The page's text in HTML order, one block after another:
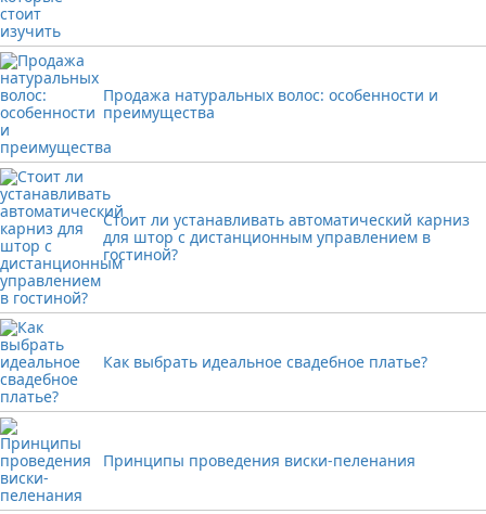
Продажа натуральных волос: особенности и
преимущества
Стоит ли устанавливать автоматический карниз
для штор с дистанционным управлением в
гостиной?
Как выбрать идеальное свадебное платье?
Принципы проведения виски-пеленания